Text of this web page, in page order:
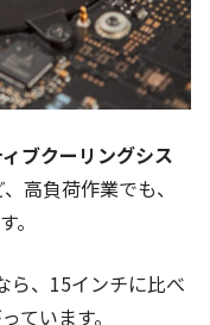
ィブクーリングシス
高負荷作業でも、
。
ら、15インチに比べ
ています。